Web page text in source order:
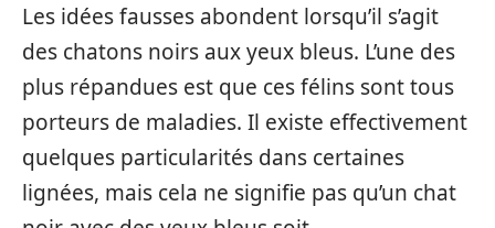
Les idées fausses abondent lorsqu’il s’agit
des chatons noirs aux yeux bleus. L’une des
plus répandues est que ces félins sont tous
porteurs de maladies. Il existe effectivement
quelques particularités dans certaines
lignées, mais cela ne signifie pas qu’un chat